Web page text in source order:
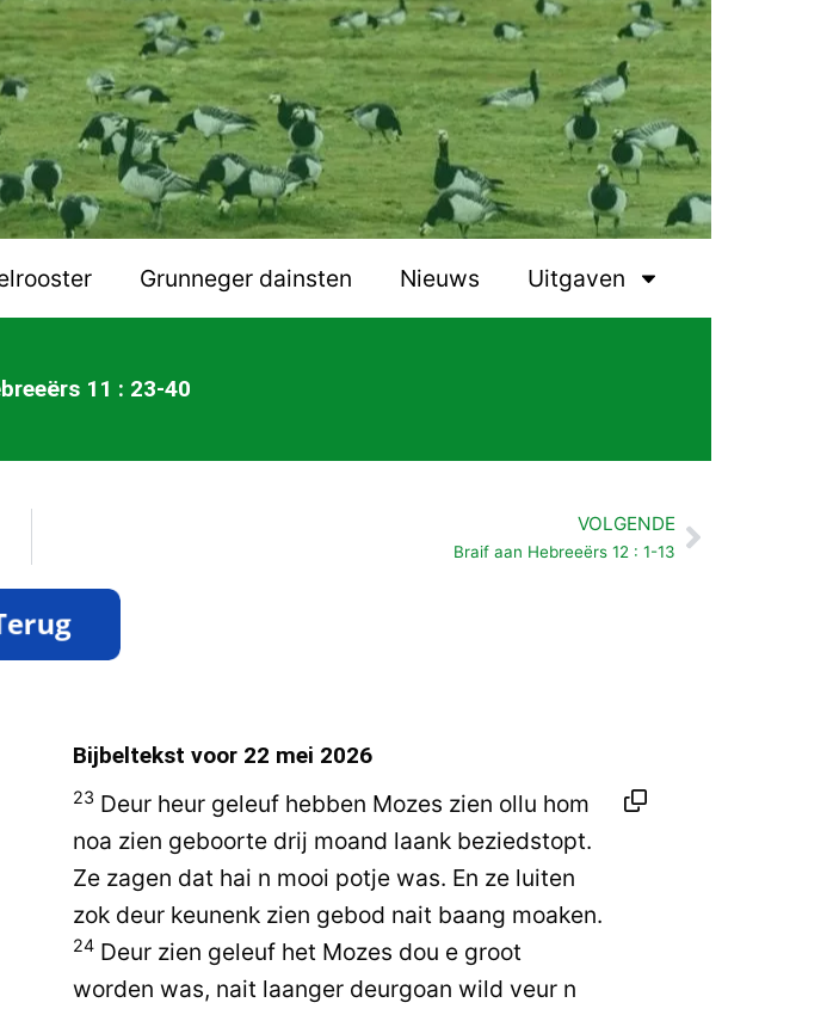
Grunneger dainsten Nieuws Uitgaven
11 : 23-40
VOLGENDE
Braif aan Hebreeërs 12 : 1-13Volgende
Bijbeltekst voor 22 mei 2026
23 Deur heur geleuf hebben Mozes zien ollu hom
noa zien geboorte drij moand laank beziedstopt.
Ze zagen dat hai n mooi potje was. En ze luiten
zok deur keunenk zien gebod nait baang moaken.
24 Deur zien geleuf het Mozes dou e groot
worden was, nait laanger deurgoan wild veur n